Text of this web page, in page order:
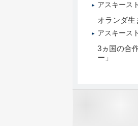
アスキース
オランダ
アスキース
3ヵ国の合
ー」